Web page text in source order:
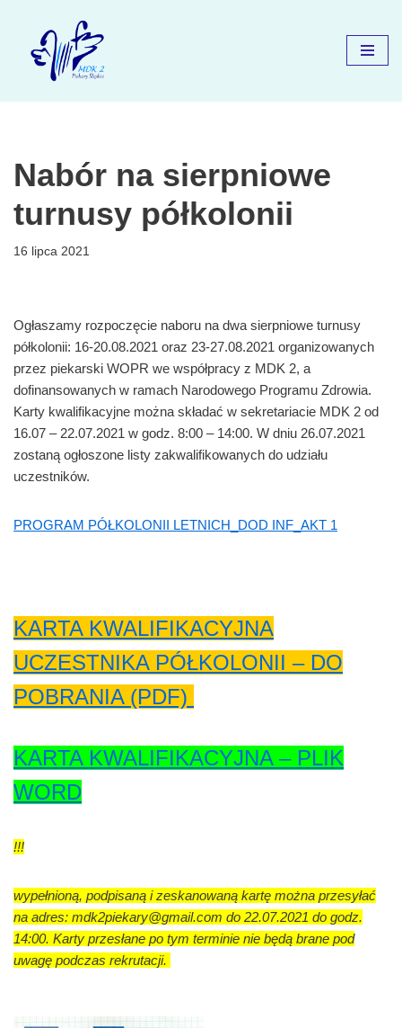
Przejdź
Nabór na sierpniowe
turnusy półkolonii
16 lipca 2021
Ogłaszamy rozpoczęcie naboru na dwa sierpniowe turnusy
półkolonii: 16-20.08.2021 oraz 23-27.08.2021 organizowanych
przez piekarski WOPR we współpracy z MDK 2, a
dofinansowanych w ramach Narodowego Programu Zdrowia.
Karty kwalifikacyjne można składać w sekretariacie MDK 2 od
16.07 – 22.07.2021 w godz. 8:00 – 14:00. W dniu 26.07.2021
zostaną ogłoszone listy zakwalifikowanych do udziału
uczestników.
PROGRAM PÓŁKOLONII LETNICH_DOD INF_AKT 1
KARTA KWALIFIKACYJNA
UCZESTNIKA PÓŁKOLONII – DO
POBRANIA (PDF)
KARTA KWALIFIKACYJNA – PLIK
WORD
!!!
wypełnioną, podpisaną i zeskanowaną kartę można przesyłać
na adres: mdk2piekary@gmail.com do 22.07.2021 do godz.
14:00. Karty przesłane po tym terminie nie będą brane pod
uwagę podczas rekrutacji.